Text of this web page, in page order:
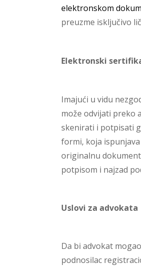
elektronskom
preuzme isključivo
Elektronski
Imajući u vidu
može odvijati preko
skenirati i potpisati
formi, koja
originalnu
potpisom i najzad
Uslovi za advokata
Da bi advokat
podnosilac